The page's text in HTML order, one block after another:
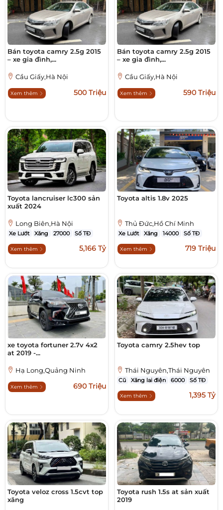
Bán toyota camry 2.5g 2015
– xe gia đình,...
Cầu Giấy,Hà Nội
Xem thêm 500 Triệu
Bán toyota camry 2.5g 2015
– xe gia đình,...
Cầu Giấy,Hà Nội
Xem thêm 590 Triệu
Toyota lancruiser lc300 sản
xuất 2024
Long Biên,Hà Nội
Xe Lướt Xăng 27000 Số TĐ
Xem thêm 5,166 Tỷ
Toyota altis 1.8v 2025
Thủ Đức,Hồ Chí Minh
Xe Lướt Xăng 14000 Số TĐ
Xem thêm 719 Triệu
xe toyota fortuner 2.7v 4x2
at 2019 -...
Hạ Long,Quảng Ninh
Xem thêm 690 Triệu
Toyota camry 2.5hev top
Thái Nguyên,Thái Nguyên
Cũ Xăng lai điện 6000 Số TĐ
Xem thêm 1,395 Tỷ
Toyota veloz cross 1.5cvt top
xăng
Toyota rush 1.5s at sản xuất
2019